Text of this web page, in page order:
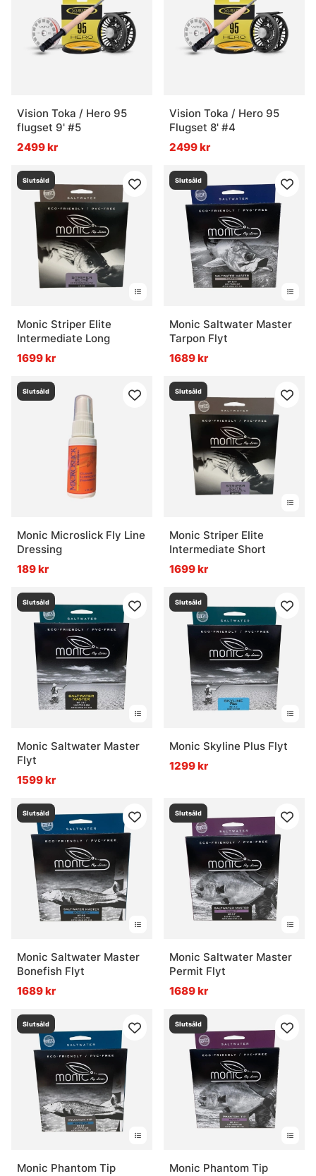
Vision Toka / Hero 95
flugset 9' #5
2499 kr
Vision Toka / Hero 95
Flugset 8' #4
2499 kr
Slutsåld
Monic Striper Elite
Intermediate Long
1699 kr
Slutsåld
Monic Saltwater Master
Tarpon Flyt
1689 kr
Slutsåld
Monic Microslick Fly Line
Dressing
189 kr
Slutsåld
Monic Striper Elite
Intermediate Short
1699 kr
Slutsåld
Monic Saltwater Master
Flyt
1599 kr
Slutsåld
Monic Skyline Plus Flyt
1299 kr
Slutsåld
Monic Saltwater Master
Bonefish Flyt
1689 kr
Slutsåld
Monic Saltwater Master
Permit Flyt
1689 kr
Slutsåld
Monic Phantom Tip
Slutsåld
Monic Phantom Tip